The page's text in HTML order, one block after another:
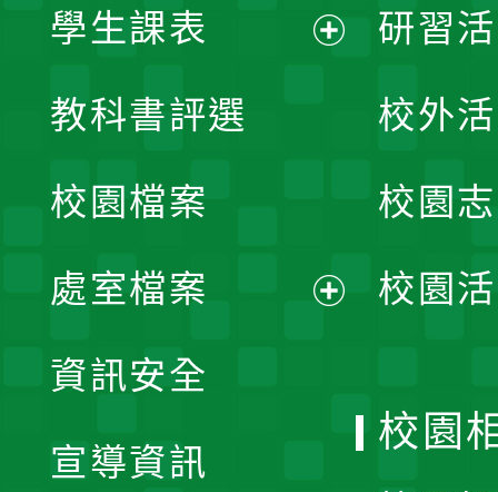
學生課表
單
教科書評選
校園檔案
處室檔案
資訊安全
宣導資訊
研習
校外
校園
校園
校園